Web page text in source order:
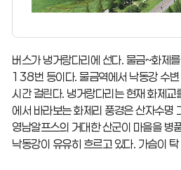
버스가 냉거랑다리에 선다. 물금~화제
138번 등이다. 물금역에서 낙동강 수변
시간 걸린다. 냉거랑다리는 현재 화제교
에서 바라보는 화제리 풍경은 산자수명
영남알프스의 거대한 산군이 마을을 병
낙동강이 유유히 흐르고 있다. 가슴이